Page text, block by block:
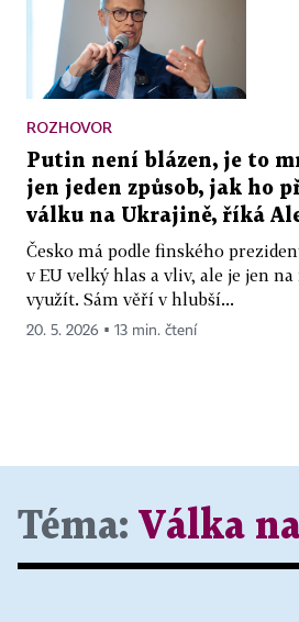
ROZHOVOR
Putin není blázen, je to
jen jeden způsob, jak ho
válku na Ukrajině, říká
Česko má podle finského
v EU velký hlas a vliv, ale je jen
využít. Sám věří v hlubší...
20. 5. 2026 ▪ 13 min. čtení
Téma: Válka